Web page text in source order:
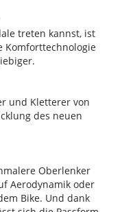
treten kannst, ist
Komforttechnologie
und Kletterer von
des neuen
Oberlenker
Aerodynamik oder
Bike. Und dank